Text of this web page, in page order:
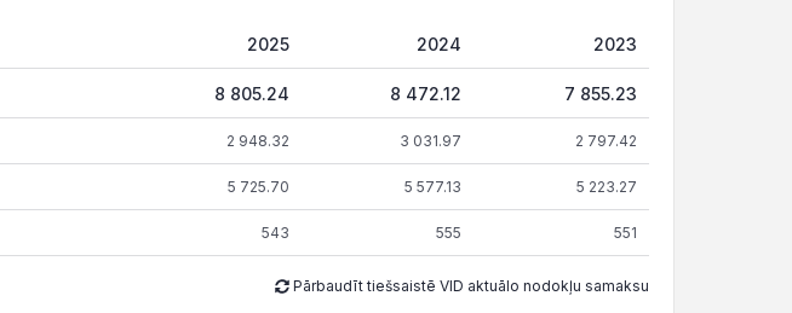
2025 2024 2023
8 805.24 8 472.12 7 855.23
2 948.32 3 031.97 2 797.42
5 725.70 5 577.13 5 223.27
543 555 551
Pārbaudīt tiešsaistē VID aktuālo nodokļu samaksu